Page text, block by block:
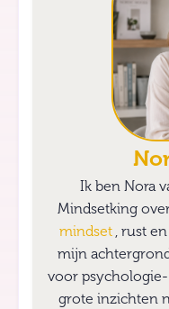
Ik ben Nora
Mindsetking
mindset , rust
mijn
voor
grote inzichten